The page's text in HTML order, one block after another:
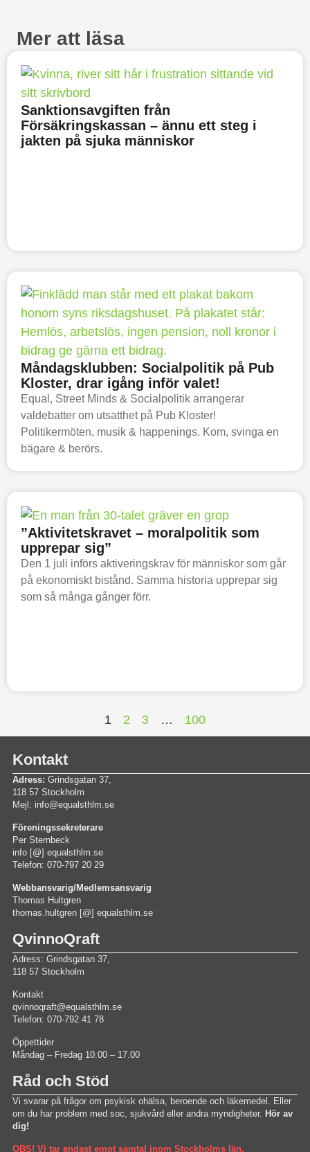
Mer att läsa
Sanktionsavgiften från
Försäkringskassan – ännu ett steg i
jakten på sjuka människor
Måndagsklubben: Socialpolitik på Pub
Kloster, drar igång inför valet!
Equal, Street Minds & Socialpolitik arrangerar
valdebatter om utsatthet på Pub Kloster!
Politikermöten, musik & happenings. Kom, svinga en
bägare & berörs.
”Aktivitetskravet – moralpolitik som
upprepar sig”
Den 1 juli införs aktiveringskrav för människor som går
på ekonomiskt bistånd. Samma historia upprepar sig
som så många gånger förr.
1 2 3 … 100
Kontakt
Adress: Grindsgatan 37,
118 57 Stockholm
Mejl: info@equalsthlm.se
Föreningssekreterare
Per Sternbeck
info [@] equalsthlm.se
Telefon: 070-797 20 29
Webbansvarig/Medlemsansvarig
Thomas Hultgren
thomas.hultgren [@] equalsthlm.se
QvinnoQraft
Adress: Grindsgatan 37,
118 57 Stockholm
Kontakt
qvinnoqraft@equalsthlm.se
Telefon: 070-792 41 78
Öppettider
Måndag – Fredag 10.00 – 17.00
Råd och Stöd
Vi svarar på frågor om psykisk ohälsa, beroende och läkemedel. Eller
om du har problem med soc, sjukvård eller andra myndigheter.
Hör av
dig!
OBS! Vi tar endast emot samtal inom Stockholms län.